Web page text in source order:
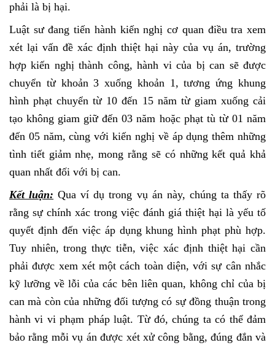
phải là bị hại.
Luật sư đang tiến hành kiến nghị cơ quan điều tra xem
xét lại vấn đề xác định thiệt hại này của vụ án, trường
hợp kiến nghị thành công, hành vi của bị can sẽ được
chuyển từ khoản 3 xuống khoản 1, tương ứng khung
hình phạt chuyển từ 10 đến 15 năm từ giam xuống cải
tạo không giam giữ đến 03 năm hoặc phạt tù từ 01 năm
đến 05 năm, cùng với kiến nghị về áp dụng thêm những
tình tiết giảm nhẹ, mong rằng sẽ có những kết quả khả
quan nhất đối với bị can.
Kết luận: Qua ví dụ trong vụ án này, chúng ta thấy rõ
rằng sự chính xác trong việc đánh giá thiệt hại là yếu tố
quyết định đến việc áp dụng khung hình phạt phù hợp.
Tuy nhiên, trong thực tiễn, việc xác định thiệt hại cần
phải được xem xét một cách toàn diện, với sự cân nhắc
kỹ lưỡng về lỗi của các bên liên quan, không chỉ của bị
can mà còn của những đối tượng có sự đồng thuận trong
hành vi vi phạm pháp luật. Từ đó, chúng ta có thể đảm
bảo rằng mỗi vụ án được xét xử công bằng, đúng đắn và